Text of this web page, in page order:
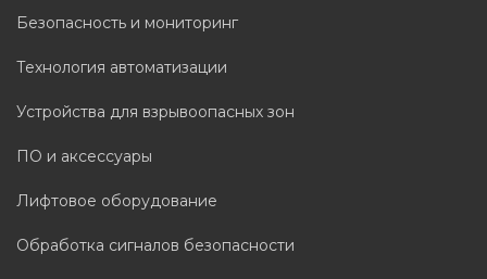
Безопасность и мониторинг
Технология автоматизации
Устройства для взрывоопасных зон
ПО и аксессуары
Лифтовое оборудование
Обработка сигналов безопасности